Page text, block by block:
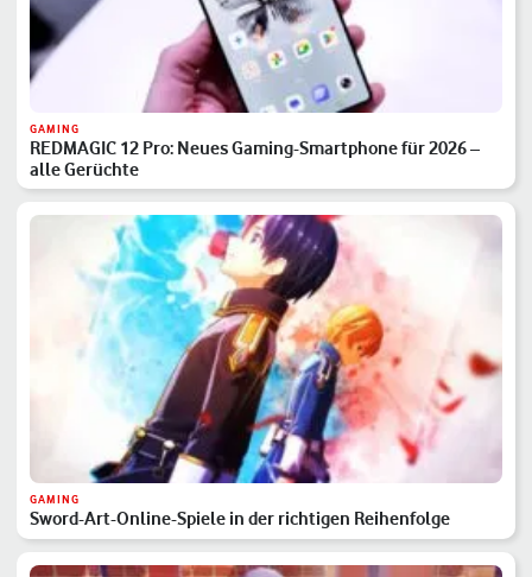
GAMING
REDMAGIC 12 Pro: Neues Gaming-Smartphone für 2026 –
alle Gerüchte
GAMING
Sword-Art-Online-Spiele in der richtigen Reihenfolge